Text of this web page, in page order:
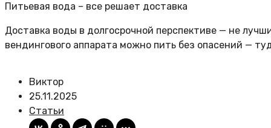
Питьевая вода – все решает доставка
Доставка воды в долгосрочной перспективе — не
вендингового аппарата можно пить без опасений —
Виктор
25.11.2025
Статьи